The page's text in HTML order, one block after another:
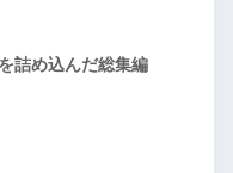
詰め込んだ総集編